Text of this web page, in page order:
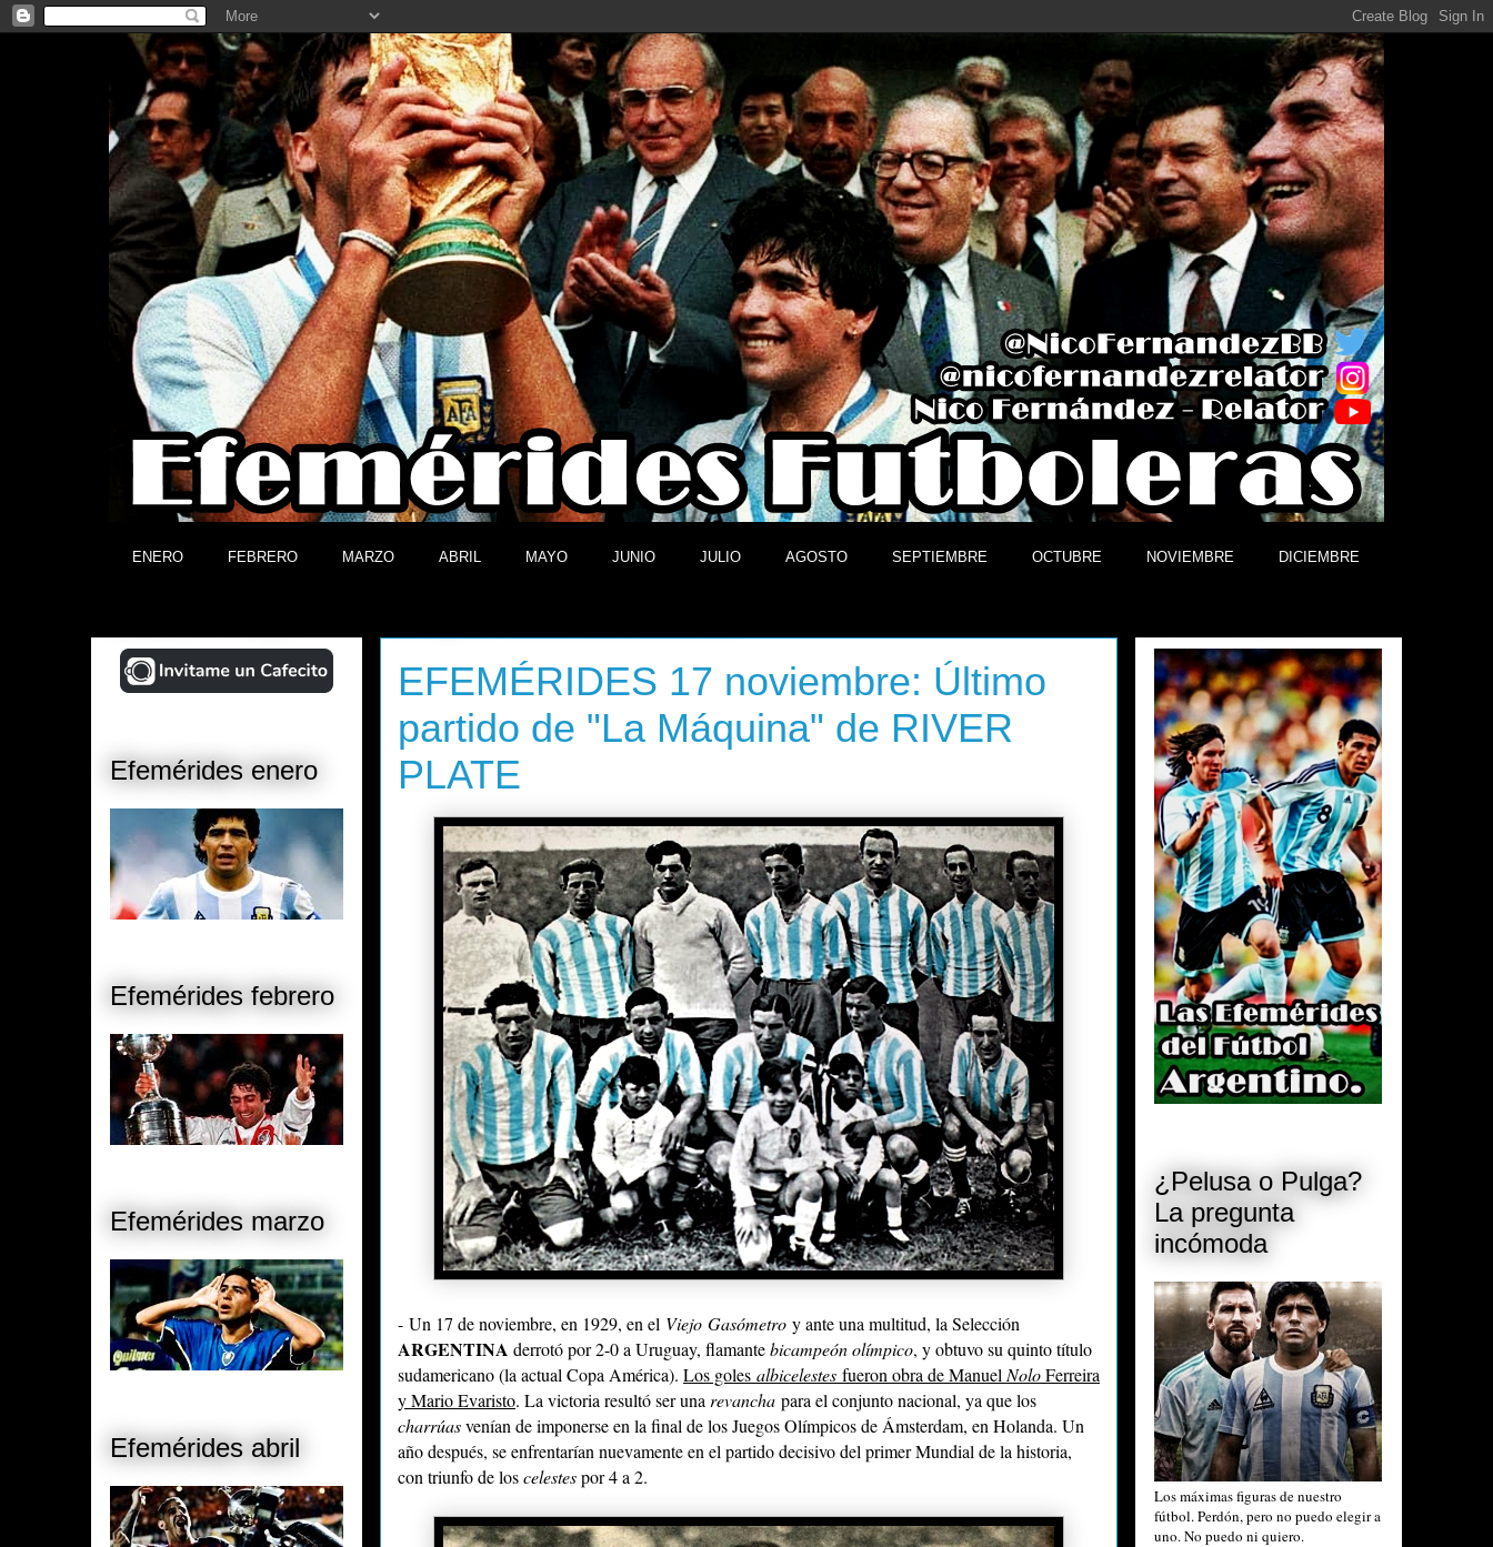
ENERO FEBRERO MARZO ABRIL MAYO JUNIO JULIO AGOSTO SEPTIEMBRE OCTUBRE NOVIEMBRE DICIEMBRE
EFEMÉRIDES 17 noviembre: Último
partido de "La Máquina" de RIVER
PLATE
- Un 17 de noviembre, en 1929, en el Viejo Gasómetro y ante una multitud, la Selección
ARGENTINA derrotó por 2-0 a Uruguay, flamantebicampeón olímpico, y obtuvo su quinto título
sudamericano (la actual Copa América). Los goles albicelestes fueron obra de Manuel NoloFerreira
y Mario Evaristo. La victoria resultó ser una revancha para el conjunto nacional, ya que los
charrúasvenían de imponerse en la final de los Juegos Olímpicos de Ámsterdam, en Holanda. Un
año después, se enfrentarían nuevamente en el partido decisivo del primer Mundial de la historia,
con triunfo de loscelestespor 4 a 2.
Efemérides enero
Efemérides febrero
Efemérides marzo
Efemérides abril
¿Pelusa o Pulga?
La pregunta
incómoda
Los máximas figuras de nuestro
fútbol. Perdón, pero no puedo elegir a
uno. No puedo ni quiero.